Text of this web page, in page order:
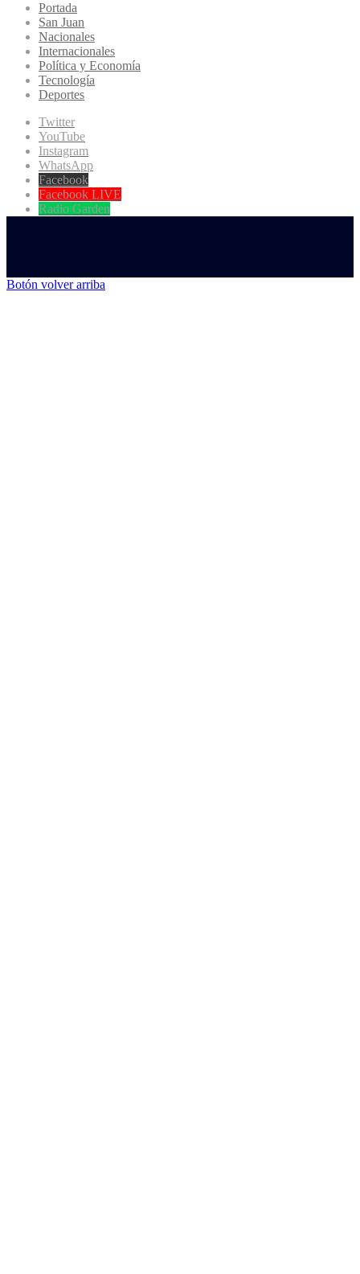
Portada
San Juan
Nacionales
Internacionales
Política y Economía
Tecnología
Deportes
Twitter
YouTube
Instagram
WhatsApp
Facebook
Facebook LIVE
Radio Garden
Botón volver arriba